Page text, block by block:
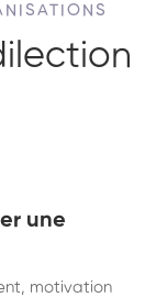
une
motivation